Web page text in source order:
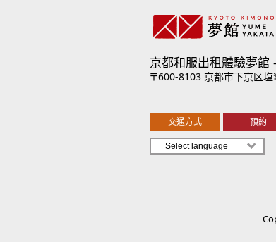
京都和服出租體驗夢館
〒600-8103 京都市下京区
交通方式 預約